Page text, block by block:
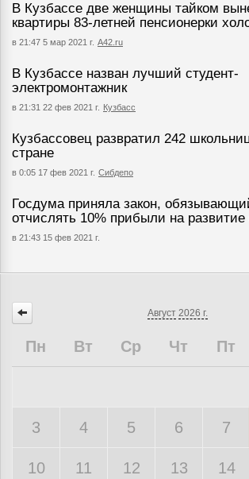
В Кузбассе две женщины тайком
квартиры 83-летней пенсионерки
в 21:47 5 мар 2021 г. А42.ru
В Кузбассе назван лучший студент-
электромонтажник
в 21:31 22 фев 2021 г. Кузбасс
Кузбассовец развратил 242
стране
в 0:05 17 фев 2021 г. Сибдепо
Госдума приняла закон,
отчислять 10% прибыли на развитие
в 21:43 15 фев 2021 г.
Август 2026 г.
Пн Вт Ср Чт Пт
3 4 5 6 7
10 11 12 13 14